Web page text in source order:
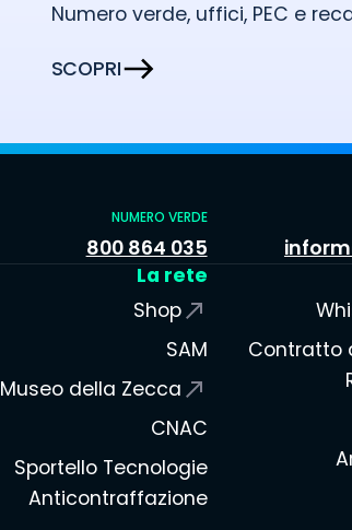
Numero verde, uffici, PEC e
SCOPRI
NUMERO VERDE
800 864 035
La rete
Shop
SAM
Museo della Zecca
CNAC
Sportello Tecnologie
Anticontraffazione
Contratto